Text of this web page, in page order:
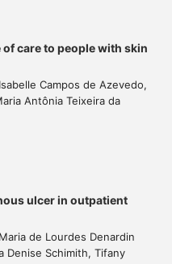
care to people with skin
Campos de Azevedo,
Antônia Teixeira da
ulcer in outpatient
de Lourdes Denardin
Denise Schimith, Tifany